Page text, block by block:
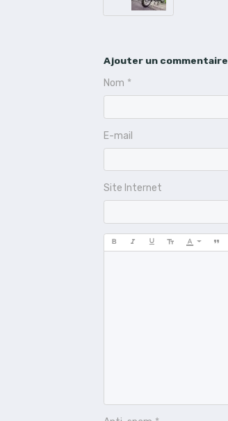
Ajouter un commentaire
Nom
E-mail
Site Internet